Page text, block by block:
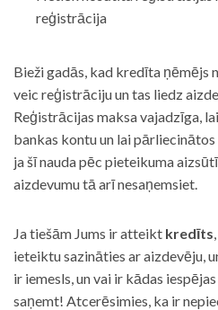
reģistrācija
Bieži gadās, kad kredīta ņēmējs
veic reģistrāciju un tas liedz
Reģistrācijas maksa vajadzīga,
bankas kontu un lai
ja šī nauda pēc pieteikuma
aizdevumu tā arī nesaņemsiet.
Ja tiešām Jums ir atteikt kredīts
ieteiktu sazināties ar aizdevēju,
ir iemesls, un vai ir kādas
saņemt! Atcerēsimies, ka ir